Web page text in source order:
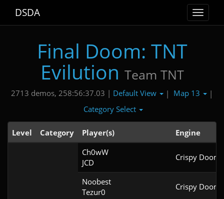
Toggle
DSDA
Final Doom: TNT
Evilution Team TNT
2713 demos, 258:56:37.03 | Default View | Map 13
|
Category Select
Level Category Player(s) Engine
Ch0wW
JCD
Crispy Doom
Noobest
Tezur0
Crispy Doom